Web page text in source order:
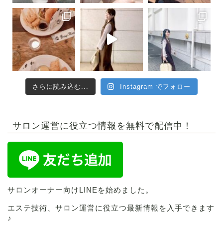
さらに読み込む... Instagram でフォロー
サロン運営に役立つ情報を無料で配信中！
サロンオーナー向けLINEを始めました。
エステ技術、サロン運営に役立つ最新情報を入手できます
♪